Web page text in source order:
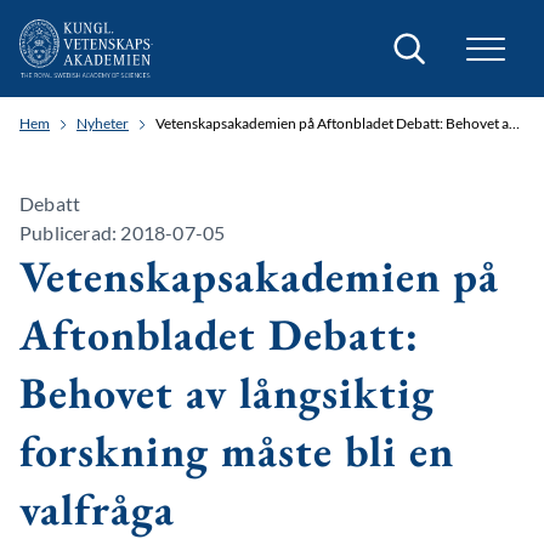
Sök
Hem Nyheter Vetenskapsakademien på Aftonbladet Debatt: Behovet av långsiktig forskning måste bli en valfråga
Debatt
Publicerad: 2018-07-05
Vetenskapsakademien på
Aftonbladet Debatt:
Behovet av långsiktig
forskning måste bli en
valfråga